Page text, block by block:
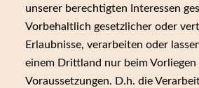
unserer berechtigten Interessen
Vorbehaltlich gesetzlicher oder
Erlaubnisse, verarbeiten oder
einem Drittland nur beim Vorliegen
Voraussetzungen. D.h. die